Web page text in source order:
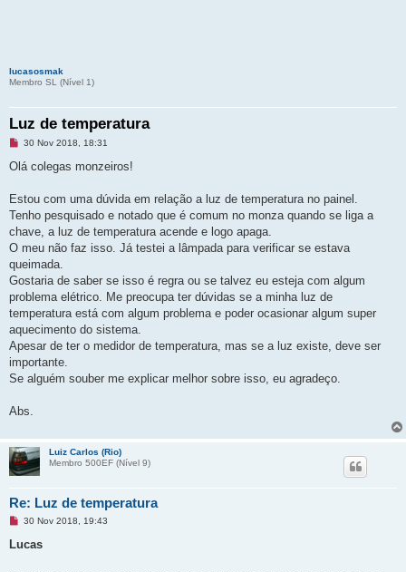
lucasosmak
Membro SL (Ní­vel 1)
Luz de temperatura
M
n
g
m
n
o
l
d
a
30 Nov 2018, 18:31
Olá colegas monzeiros!
Estou com uma dúvida em relação a luz de temperatura no painel.
Tenho pesquisado e notado que é comum no monza quando se liga a
chave, a luz de temperatura acende e logo apaga.
O meu não faz isso. Já testei a lâmpada para verificar se estava
queimada.
Gostaria de saber se isso é regra ou se talvez eu esteja com algum
problema elétrico. Me preocupa ter dúvidas se a minha luz de
temperatura está com algum problema e poder ocasionar algum super
aquecimento do sistema.
Apesar de ter o medidor de temperatura, mas se a luz existe, deve ser
importante.
Se alguém souber me explicar melhor sobre isso, eu agradeço.
Abs.
Luiz Carlos (Rio)
Membro 500EF (Ní­vel 9)
Re: Luz de temperatura
M
n
30 Nov 2018, 19:43
Lucas